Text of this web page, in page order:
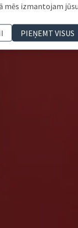
mēs izmantojam
PIEŅEMT VISUS